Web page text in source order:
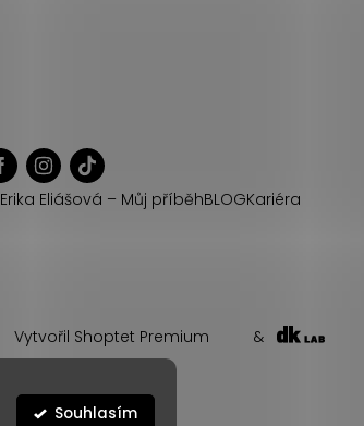
Souhlasím
Erika Eliášová – Můj příběhBLOGKariéra
Vytvořil Shoptet Premium &